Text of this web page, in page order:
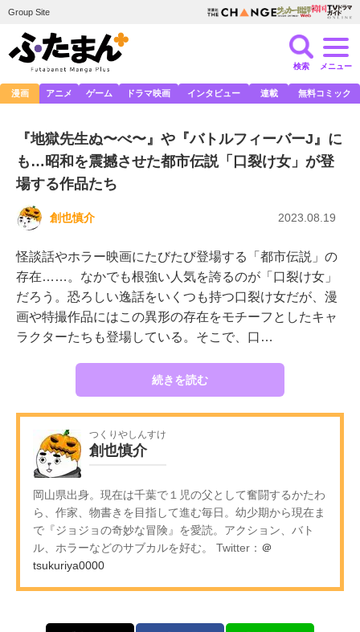
Group Site
検索 メニュー
漫画 アニメ ゲーム ドラマ映画 インタビュー 連載 無料コミック
『地獄先生ぬ〜べ〜』や『バトルフィーバーJ』に
も…昭和を震撼させた都市伝説「口裂け女」が登
場する作品たち
創也慎介 2023.08.19
怪談話やホラー映画にたびたび登場する「都市伝説」の
存在……。なかでも根強い人気を誇るのが「口裂け女」
だろう。恐ろしい逸話をいくつも持つ口裂け女だが、漫
画や特撮作品にはこの異形の存在をモチーフとしたキャ
ラクターたちも登場している。そこで、口…
続きを読む
つくりやしんすけ
創也慎介
岡山県出身。現在は千葉で１児の父として奮闘するかたわ
ら、作家、物書きを目指して進む毎日。幼少期から現在ま
で『ジョジョの奇妙な冒険』を愛読。アクション、バト
ル、ホラーなどのサブカルを好む。 Twitter： ＠
tsukuriya0000